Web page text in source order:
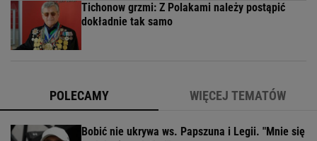
Tichonow grzmi: Z Polakami należy postąpić
dokładnie tak samo
POLECAMY WIĘCEJ TEMATÓW
Bobić nie ukrywa ws. Papszuna i Legii. "Mnie się